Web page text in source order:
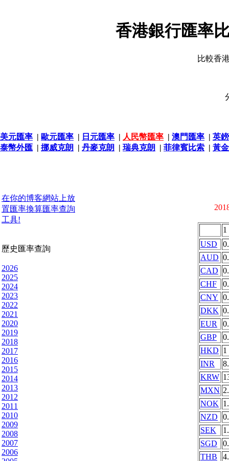
香港銀行匯率
比較香
美元匯率 | 歐元匯率 | 日元匯率 | 人民幣匯率 | 澳門匯率 | 英
泰幣外匯 | 挪威克朗 | 丹麥克朗 | 瑞典克朗 | 菲律賓比索 | 黃
在你的博客網站上放
置匯率換算匯率查詢
工具!
歷史匯率查詢
2026
2025
2024
2023
2022
2021
2020
2019
2018
2017
2016
2015
2014
2013
2012
2011
2010
2009
2008
2007
2006
1
USD
AUD
CAD
CHF
CNY
DKK
EUR
GBP
HKD 1
INR
KRW
MXN
NOK
NZD
SEK
SGD
THB